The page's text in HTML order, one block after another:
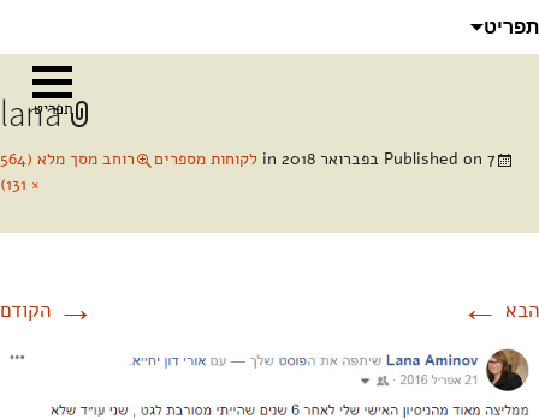
תפריט
lana
Published on 7 בפברואר 2018 לקוחות מספרים
רוחב מסך מלא (564
× 131)
→ הקודם הבא ←
תפריט